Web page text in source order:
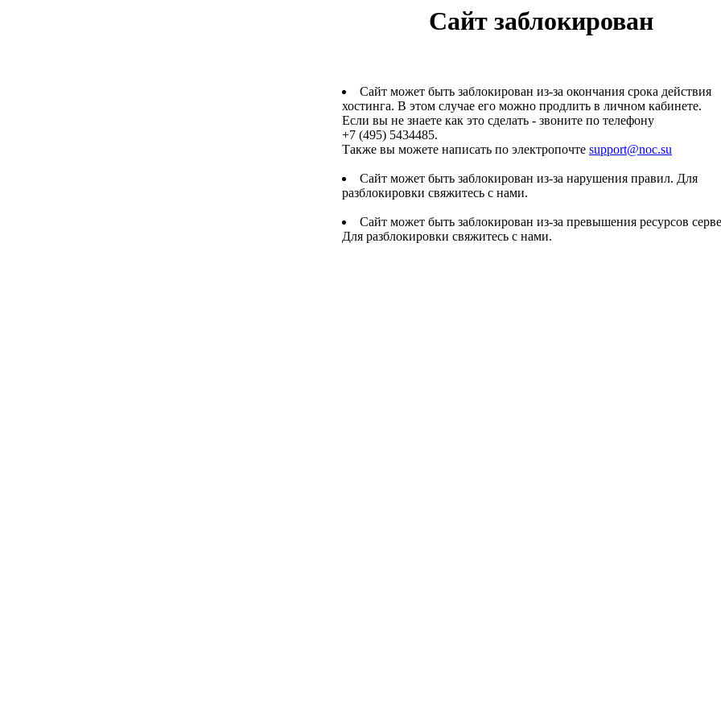
Сайт заблокирован
Сайт может быть заблокирован из-за окончания срока действия
хостинга. В этом случае его можно продлить в личном кабинете.
Если вы не знаете как это сделать - звоните по телефону
+7 (495) 5434485.
Также вы можете написать по электропочте support@noc.su
Сайт может быть заблокирован из-за нарушения правил. Для
разблокировки свяжитесь с нами.
Сайт может быть заблокирован из-за превышения ресурсов
Для разблокировки свяжитесь с нами.